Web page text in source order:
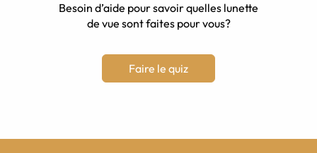
Besoin d’aide pour savoir quelles lunette
de vue sont faites pour vous?
Faire le quiz